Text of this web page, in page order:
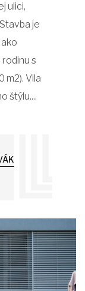
ulici,
je
s
m2). Vila
štýlu....